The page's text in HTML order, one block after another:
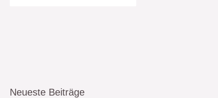
Neueste Beiträge